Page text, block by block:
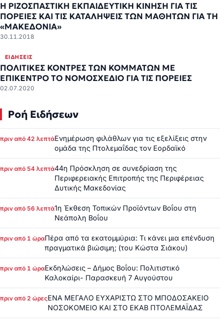
H ΡΙΖΟΣΠΑΣΤΙΚΗ ΕΚΠΑΙΔΕΥΤΙΚΗ ΚΙΝΗΣΗ ΓΙΑ ΤΙΣ
ΠΟΡΕΙΕΣ ΚΑΙ ΤΙΣ ΚΑΤΑΛΗΨΕΙΣ ΤΩΝ ΜΑΘΗΤΩΝ ΓΙΑ ΤΗ
«ΜΑΚΕΔΟΝΙΑ»
30.11.2018
ΕΙΔΉΣΕΙΣ
ΠΟΛΙΤΙΚΕΣ ΚΟΝΤΡΕΣ ΤΩΝ ΚΟΜΜΑΤΩΝ ΜΕ
ΕΠΙΚΕΝΤΡΟ ΤΟ ΝΟΜΟΣΧΕΔΙΟ ΓΙΑ ΤΙΣ ΠΟΡΕΙΕΣ
02.07.2020
Ροή Ειδήσεων
πριν από 42 λεπτάΕνημέρωση φιλάθλων για τις εξελίξεις στην
ομάδα της Πτολεμαΐδας τον Εορδαϊκό
πριν από 54 λεπτά44η Πρόσκληση σε συνεδρίαση της
Περιφερειακής Επιτροπής της Περιφέρειας
Δυτικής Μακεδονίας
πριν από 56 λεπτά1η Έκθεση Τοπικών Προϊόντων Βοΐου στη
Νεάπολη Βοΐου
πριν από 1 ώραΠέρα από τα εκατομμύρια: Τι κάνει μια επένδυση
πραγματικά βιώσιμη; (του Κώστα Σιάκου)
πριν από 1 ώραΕκδηλώσεις – Δήμος Βοΐου: Πολιτιστικό
Καλοκαίρι- Παρασκευή 7 Αυγούστου
πριν από 2 ώρεςΕΝΑ ΜΕΓΑΛΟ ΕΥΧΑΡΙΣΤΩ ΣΤΟ ΜΠΟΔΟΣΑΚΕΙΟ
ΝΟΣΟΚΟΜΕΙΟ ΚΑΙ ΣΤΟ ΕΚΑΒ ΠΤΟΛΕΜΑΪΔΑΣ